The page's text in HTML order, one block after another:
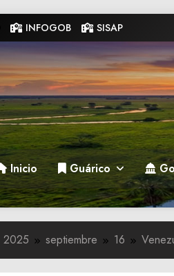
INFOGOB SISAP
de
de Guarico
Inicio Guárico
2025 septiembre 16